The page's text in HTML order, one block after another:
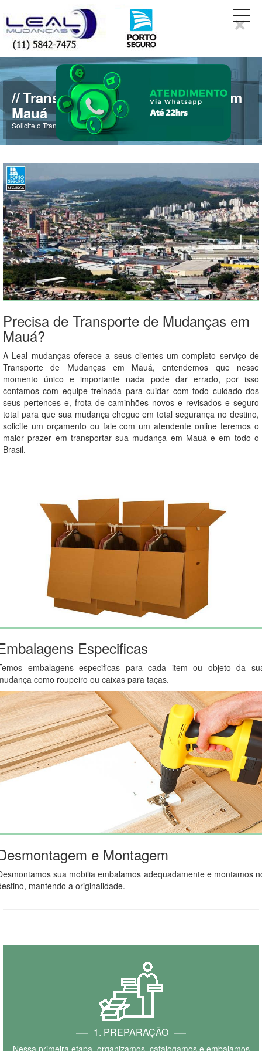
×
Transportadora de Mudanças em
Mauá
Solicite o Transporte de Mudanças de Mauá para todo o Brasil.
Precisa de Transporte de Mudanças em
Mauá?
A Leal mudanças oferece a seus clientes um completo serviço de
Transporte de Mudanças em Mauá, entendemos que nesse
momento único e importante nada pode dar errado, por isso
contamos com equipe treinada para cuidar com todo cuidado dos
seus pertences e, frota de caminhões novos e revisados e seguro
total para que sua mudança chegue em total segurança no destino,
solicite um orçamento ou fale com um atendente online teremos o
maior prazer em transportar sua mudança em Mauá e em todo o
Brasil.
Especificas
embalagens especificas para cada item ou objeto da
como roupeiro ou caixas para taças.
e Montagem
sua mobilia embalamos adequadamente e montamos
mantendo a originalidade.
1. PREPARAÇÃO